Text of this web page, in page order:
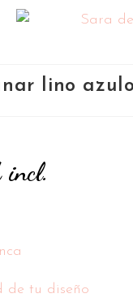
lino
de tu diseño